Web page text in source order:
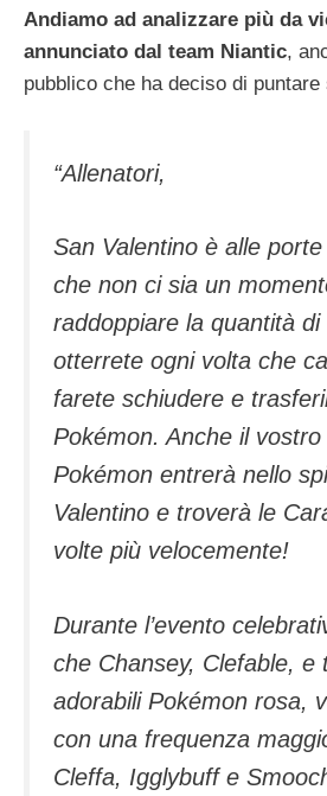
Andiamo ad analizzare più da
annunciato dal team Niantic,
pubblico che ha deciso di puntare
“Allenatori,
San Valentino è alle
che non ci sia un
raddoppiare la quantità
otterrete ogni volta che
farete schiudere e
Pokémon. Anche il
Pokémon entrerà nello
Valentino e troverà le
volte più velocemente!
Durante l’evento
che Chansey, Clefable, e
adorabili Pokémon rosa,
con una frequenza
Cleffa, Igglybuff e